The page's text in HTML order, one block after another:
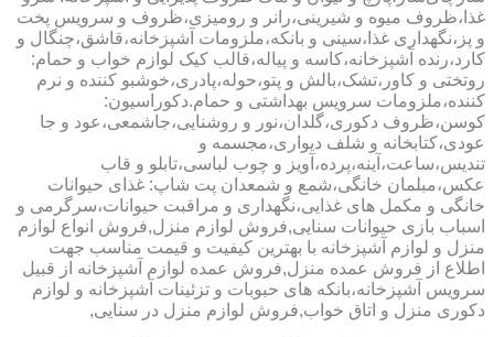
غذا،ظروف میوه و شیرینی،رانر و رومیزی،ظروف و سرویس پخت
و پز،نگهداری غذا،سینی و بانکه،ملزومات آشپزخانه،قاشق،چنگال و
کارد،رنده آشپزخانه،کاسه و پیاله،قالب کیک لوازم خواب و حمام:
روتختی و کاور،تشک،بالش و پتو،حوله،پادری،خوشبو کننده و نرم
کننده،ملزومات سرویس بهداشتی و حمام.دکوراسیون:
کوسن،ظروف دکوری،گلدان،نور و روشنایی،جاشمعی،عود و جا
عودی،کتابخانه و شلف دیواری،مجسمه و
تندیس،ساعت،آینه،پرده،آویز و چوب لباسی،تابلو و قاب
عکس،مبلمان خانگی،شمع و شمعدان پت شاپ: غذای حیوانات
خانگی و مکمل های غذایی،نگهداری و مراقبت حیوانات،سرگرمی و
اسباب بازی حیوانات سنایی,فروش لوازم منزل,فروش انواع لوازم
منزل و لوازم آشپزخانه با بهترین کیفیت و قیمت مناسب جهت
اطلاع از فروش عمده منزل,فروش عمده لوازم آشپزخانه از قبیل
سرویس آشپزخانه،بانکه های حبوبات و تزئینات آشپزخانه و لوازم
دکوری منزل و اتاق خواب,فروش لوازم منزل در سنایی,